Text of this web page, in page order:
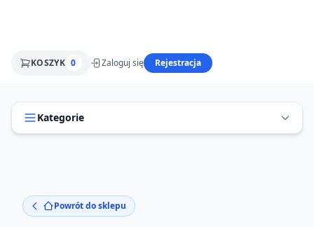
KOSZYK 0 Zaloguj się Rejestracja
Kategorie
Powrót do sklepu